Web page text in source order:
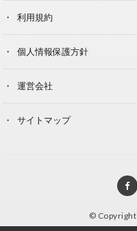
利用規約
個人情報保護方針
運営会社
サイトマップ
© Copyright